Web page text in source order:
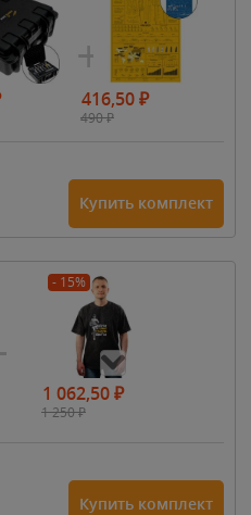
416,50₽
490₽
Купить комплект
- 15%
1 062,50₽
1 250₽
Купить комплект